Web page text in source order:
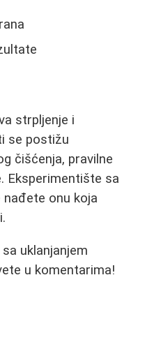
strpljenje i
se postižu
čišćenja, pravilne
Eksperimentište sa
onu koja
uklanjanjem
u komentarima!